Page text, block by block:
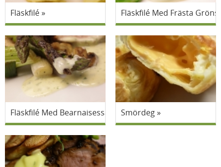
Fläskfilé Fläskfilé Med Frästa
Fläskfilé Med Bearnaisessås Och Grönsaker
Smördeg